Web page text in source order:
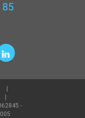
85
-